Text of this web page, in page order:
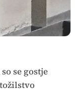
se gostje